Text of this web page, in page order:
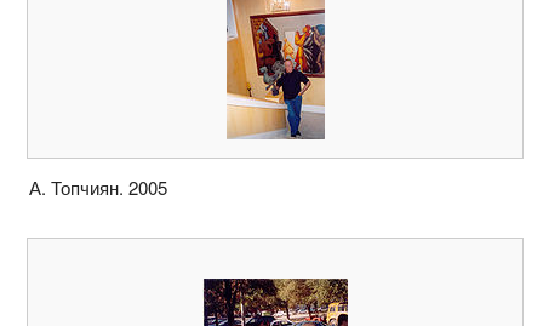
А. Топчиян. 2005